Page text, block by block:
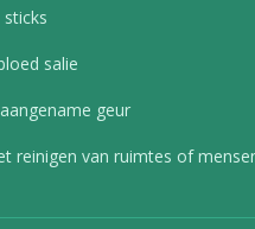
salie
geur
reinigen van ruimtes of